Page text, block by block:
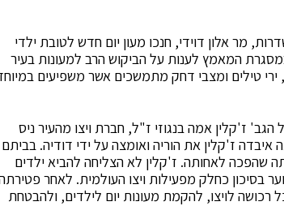
מר אלון דוידי, חנכו מעון יום חדש לטובת ילדי
המאמץ לענות על הביקוש הרב למעונות בעיר
טילים ומצבי דחק מתמשכים אשר משפיעים
ז'קלין אמה בנגוזי ז"ל, חברת ויצו מהעיר ניס
בפתאומיות בשנת 2013. בצעירותה איבדה ז'קלין את הוריה ואומצה על ידי דודיה. בביתם
שהפכה לאחותה. ז'קלין לא הצליחה להביא ילדים
בסיכון כחלק מפעילות ויצו העולמית. לאחר
לויצו, להקמת מעונות יום לילדים, ולהבטחת